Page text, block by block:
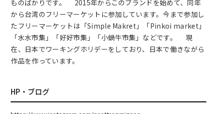
ものばかりです。 2015年からこのブランドを始めて、同年
から台湾のフリーマーケットに参加しています。今まで参加し
たフリーマーケットは「Simple Makret」「Pinkoi market」
「水水市集」「好好市集」「小蝸牛市集」などです。 現
在、日本でワーキングホリデーをしており、日本で働きながら
作品を作っています。
HP・ブログ